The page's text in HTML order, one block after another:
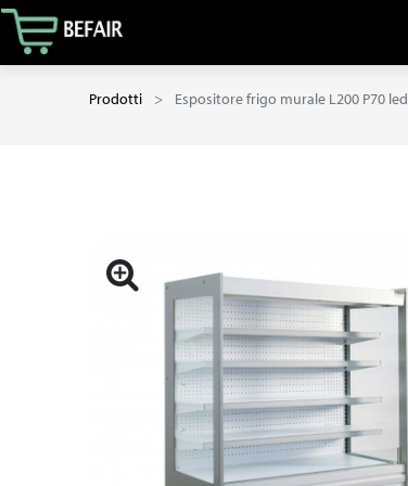
Prodotti Espositore frigo murale L200 P70 led